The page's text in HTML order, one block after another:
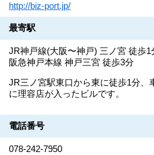
http://biz-port.jp/
最寄駅
JR神戸線(大阪〜神戸) 三ノ宮 徒歩1
阪急神戸本線 神戸三宮 徒歩3分
JR三ノ宮駅東口から東に徒歩1分、
に理容店が入ったビルです。
電話番号
078-242-7950